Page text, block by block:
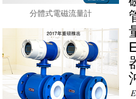
分體式電磁流量計